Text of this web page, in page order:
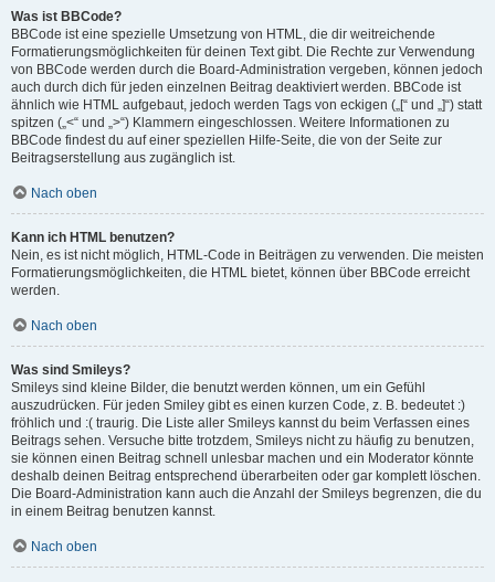
Was ist BBCode?
BBCode ist eine spezielle Umsetzung von HTML, die dir weitreichende
Formatierungsmöglichkeiten für deinen Text gibt. Die Rechte zur Verwendung
von BBCode werden durch die Board-Administration vergeben, können jedoch
auch durch dich für jeden einzelnen Beitrag deaktiviert werden. BBCode ist
ähnlich wie HTML aufgebaut, jedoch werden Tags von eckigen („[“ und „]“) statt
spitzen („<“ und „>“) Klammern eingeschlossen. Weitere Informationen zu
BBCode findest du auf einer speziellen Hilfe-Seite, die von der Seite zur
Beitragserstellung aus zugänglich ist.
Nach oben
Kann ich HTML benutzen?
Nein, es ist nicht möglich, HTML-Code in Beiträgen zu verwenden. Die meisten
Formatierungsmöglichkeiten, die HTML bietet, können über BBCode erreicht
werden.
Nach oben
Was sind Smileys?
Smileys sind kleine Bilder, die benutzt werden können, um ein Gefühl
auszudrücken. Für jeden Smiley gibt es einen kurzen Code, z. B. bedeutet :)
fröhlich und :( traurig. Die Liste aller Smileys kannst du beim Verfassen eines
Beitrags sehen. Versuche bitte trotzdem, Smileys nicht zu häufig zu benutzen,
sie können einen Beitrag schnell unlesbar machen und ein Moderator könnte
deshalb deinen Beitrag entsprechend überarbeiten oder gar komplett löschen.
Die Board-Administration kann auch die Anzahl der Smileys begrenzen, die du
in einem Beitrag benutzen kannst.
Nach oben